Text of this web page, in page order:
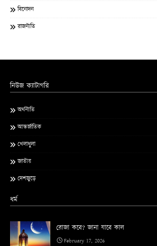
বিনোদন
রাজনীতি
নিউজ ক্যাটাগরি
অর্থনীতি
আন্তর্জাতিক
খেলাধুলা
জাতীয়
দেশজুড়ে
ধর্ম
রোজা কবে? জানা যাবে কাল
February 17, 2026